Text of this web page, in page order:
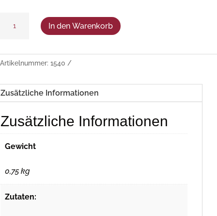
Weinsberger-
Knäusle
In den Warenkorb
Artikelnummer: 1540
Zusätzliche Informationen
Zusätzliche Informationen
Gewicht
0,75 kg
Zutaten: